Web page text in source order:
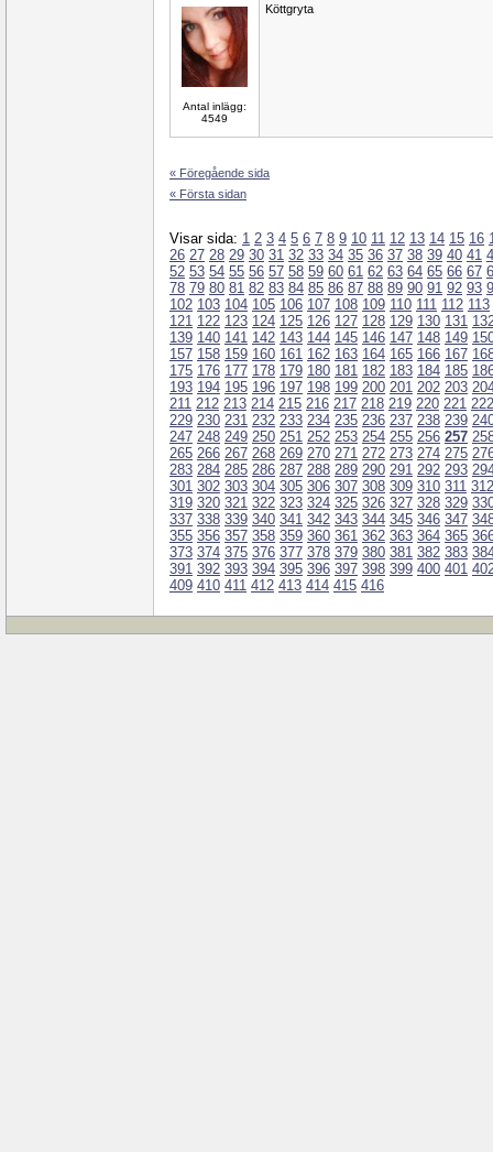
Antal inlägg:
4549
Köttgryta
« Föregående sida
« Första sidan
Visar sida: 1 2 3 4 5 6 7 8 9 10 11 12 13 14 15 16
26 27 28 29 30 31 32 33 34 35 36 37 38 39 40 41
52 53 54 55 56 57 58 59 60 61 62 63 64 65 66 67
78 79 80 81 82 83 84 85 86 87 88 89 90 91 92 93
102 103 104 105 106 107 108 109 110 111 112 113
121 122 123 124 125 126 127 128 129 130 131
139 140 141 142 143 144 145 146 147 148 149
157 158 159 160 161 162 163 164 165 166 167
175 176 177 178 179 180 181 182 183 184 185
193 194 195 196 197 198 199 200 201 202 203
211 212 213 214 215 216 217 218 219 220 221 222
229 230 231 232 233 234 235 236 237 238 239
247 248 249 250 251 252 253 254 255 256 257
265 266 267 268 269 270 271 272 273 274 275
283 284 285 286 287 288 289 290 291 292 293
301 302 303 304 305 306 307 308 309 310 311 312
319 320 321 322 323 324 325 326 327 328 329
337 338 339 340 341 342 343 344 345 346 347
355 356 357 358 359 360 361 362 363 364 365
373 374 375 376 377 378 379 380 381 382 383
391 392 393 394 395 396 397 398 399 400 401
409 410 411 412 413 414 415 416